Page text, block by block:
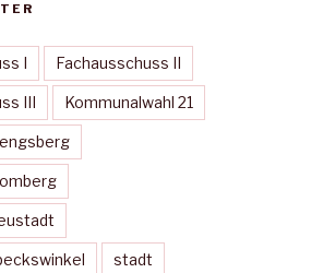
I Fachausschuss II
III Kommunalwahl 21
stadt